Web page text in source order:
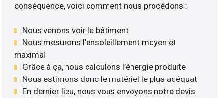
conséquence, voici comment nous procédons :
Nous venons voir le bâtiment
Nous mesurons l’ensoleillement moyen et
maximal
Grâce à ça, nous calculons l’énergie produite
Nous estimons donc le matériel le plus adéquat
En dernier lieu, nous vous envoyons notre devis